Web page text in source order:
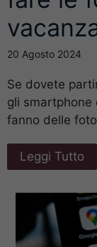
20 Agosto 2024
Se dovete
gli smartphone
fanno delle
Leggi Tutto